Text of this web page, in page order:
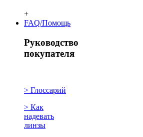
+
FAQ/Помощь
Руководство
покупателя
> Глоссарий
> Как
надевать
линзы